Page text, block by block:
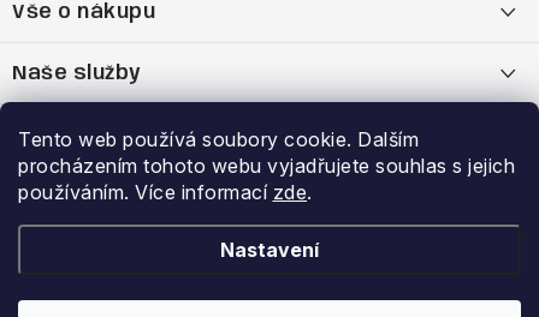
Tento web používá soubory cookie. Dalším
procházením tohoto webu vyjadřujete souhlas s jejich
používáním. Více informací zde.
Nastavení
p
t
Vše o nákupu
Reklamační řád
Podmínky ochrany osobních údajů
Naše služby
Bootfitting - tvarování lyžařských bot
Analýza chodidla Currex
Výhody a slevy
Garance nejnižší ceny
Přihlášení